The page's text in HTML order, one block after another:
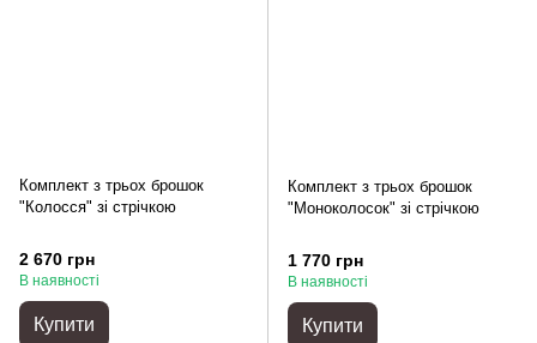
Комплект з трьох брошок
"Колосся" зі стрічкою
2 670 грн
В наявності
Купити
Комплект з трьох брошок
"Моноколосок" зі стрічкою
1 770 грн
В наявності
Купити